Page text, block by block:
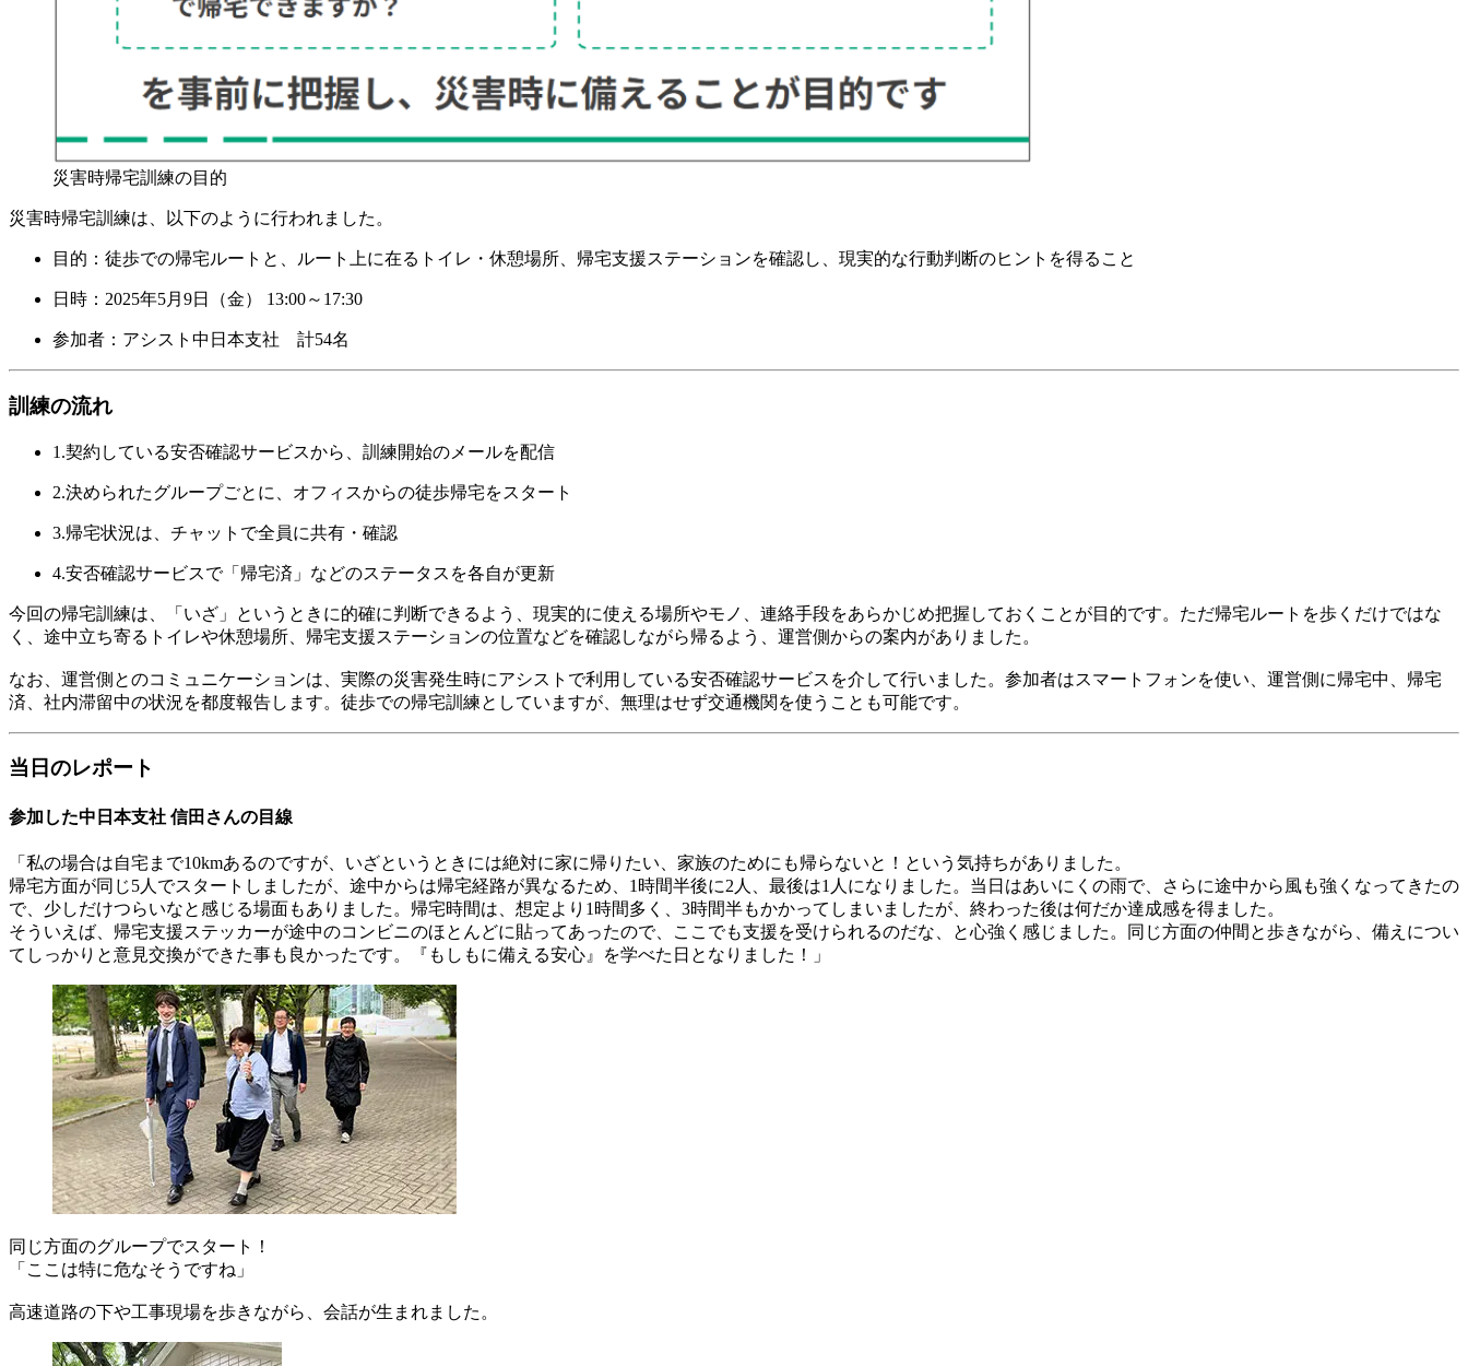
災害時帰宅訓練の目的
災害時帰宅訓練は、以下のように行われました。
目的：徒歩での帰宅ルートと、ルート上に在るトイレ・休憩場所、帰宅支援ステーションを確認し、現実的な行動判断のヒントを得ること
日時：2025年5月9日（金） 13:00～17:30
参加者：アシスト中日本支社 計54名
訓練の流れ
1.契約している安否確認サービスから、訓練開始のメールを配信
2.決められたグループごとに、オフィスからの徒歩帰宅をスタート
3.帰宅状況は、チャットで全員に共有・確認
4.安否確認サービスで「帰宅済」などのステータスを各自が更新
今回の帰宅訓練は、「いざ」というときに的確に判断できるよう、現実的に使える場所やモノ、連絡手段をあらかじめ把握しておくことが目的です。ただ帰宅ルートを歩くだけではな
く、途中立ち寄るトイレや休憩場所、帰宅支援ステーションの位置などを確認しながら帰るよう、運営側からの案内がありました。
なお、運営側とのコミュニケーションは、実際の災害発生時にアシストで利用している安否確認サービスを介して行いました。参加者はスマートフォンを使い、運営側に帰宅中、帰宅
済、社内滞留中の状況を都度報告します。徒歩での帰宅訓練としていますが、無理はせず交通機関を使うことも可能です。
当日のレポート
参加した中日本支社 信田さんの目線
「私の場合は自宅まで10kmあるのですが、いざというときには絶対に家に帰りたい、家族のためにも帰らないと！という気持ちがありました。
帰宅方面が同じ5人でスタートしましたが、途中からは帰宅経路が異なるため、1時間半後に2人、最後は1人になりました。当日はあいにくの雨で、さらに途中から風も強くなってきたの
で、少しだけつらいなと感じる場面もありました。帰宅時間は、想定より1時間多く、3時間半もかかってしまいましたが、終わった後は何だか達成感を得ました。
そういえば、帰宅支援ステッカーが途中のコンビニのほとんどに貼ってあったので、ここでも支援を受けられるのだな、と心強く感じました。同じ方面の仲間と歩きながら、備えについ
てしっかりと意見交換ができた事も良かったです。『もしもに備える安心』を学べた日となりました！」
同じ方面のグループでスタート！
「ここは特に危なそうですね」
高速道路の下や工事現場を歩きながら、会話が生まれました。